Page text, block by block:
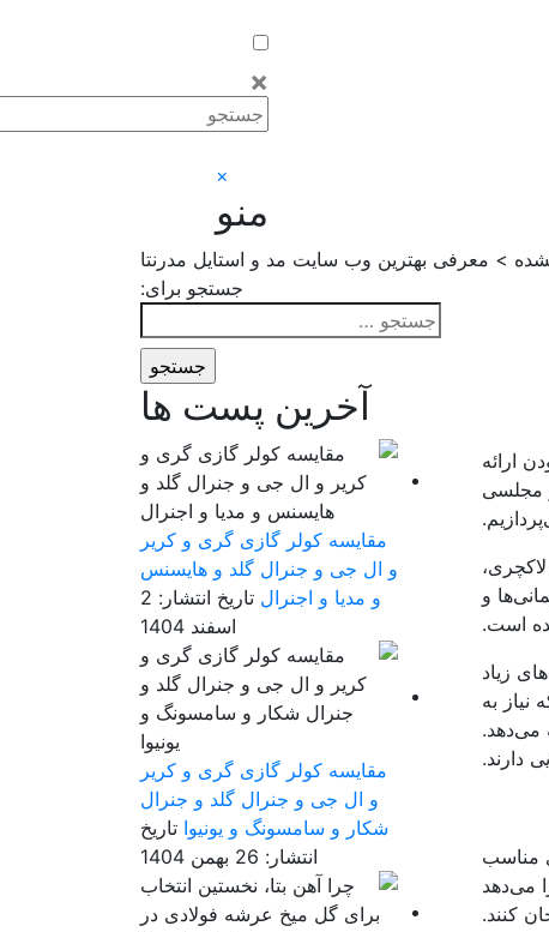
×
×
منو
> معرفی بهترین وب سایت مد و استایل مدرنتا
ارائه
مجلسی
و
است.
زیاد
به
می‌دهد.
دارند.
مناسب
می‌دهد
کنند.
جستجو برای:
آخرین پست ها
مقایسه کولر گازی گری و کریر
و ال جی و جنرال گلد و هایسنس
و مدیا و اجنرال
تاریخ انتشار: 2
اسفند 1404
مقایسه کولر گازی گری و کریر
و ال جی و جنرال گلد و جنرال
شکار و سامسونگ و یونیوا تاریخ
انتشار: 26 بهمن 1404